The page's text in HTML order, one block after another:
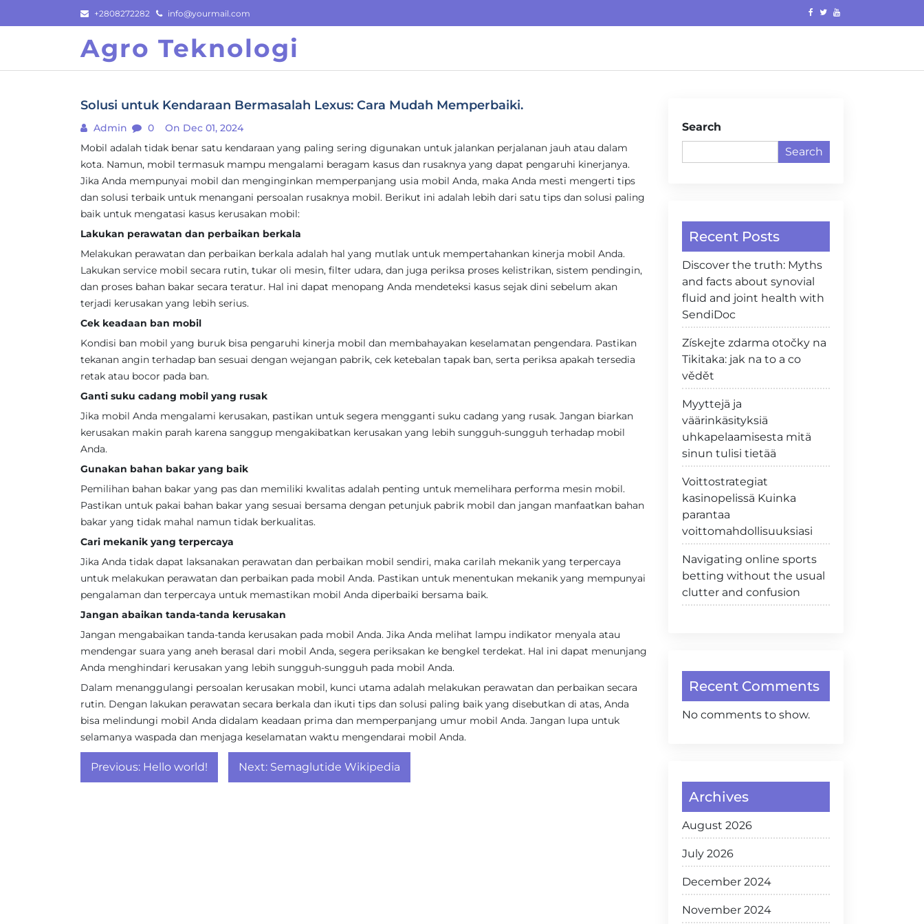
to
+2808272282 info@yourmail.com
Agro Teknologi
Solusi untuk Kendaraan Bermasalah Lexus: Cara Mudah Memperbaiki.
Admin 0
On Dec 01, 2024
Mobil adalah tidak benar satu kendaraan yang paling sering digunakan untuk jalankan perjalanan jauh atau dalam
kota. Namun, mobil termasuk mampu mengalami beragam kasus dan rusaknya yang dapat pengaruhi kinerjanya.
Jika Anda mempunyai mobil dan menginginkan memperpanjang usia mobil Anda, maka Anda mesti mengerti tips
dan solusi terbaik untuk menangani persoalan rusaknya mobil. Berikut ini adalah lebih dari satu tips dan solusi paling
baik untuk mengatasi kasus kerusakan mobil:
Lakukan perawatan dan perbaikan berkala
Melakukan perawatan dan perbaikan berkala adalah hal yang mutlak untuk mempertahankan kinerja mobil Anda.
Lakukan service mobil secara rutin, tukar oli mesin, filter udara, dan juga periksa proses kelistrikan, sistem pendingin,
dan proses bahan bakar secara teratur. Hal ini dapat menopang Anda mendeteksi kasus sejak dini sebelum akan
terjadi kerusakan yang lebih serius.
Cek keadaan ban mobil
Kondisi ban mobil yang buruk bisa pengaruhi kinerja mobil dan membahayakan keselamatan pengendara. Pastikan
tekanan angin terhadap ban sesuai dengan wejangan pabrik, cek ketebalan tapak ban, serta periksa apakah tersedia
retak atau bocor pada ban.
Ganti suku cadang mobil yang rusak
Jika mobil Anda mengalami kerusakan, pastikan untuk segera mengganti suku cadang yang rusak. Jangan biarkan
kerusakan makin parah karena sanggup mengakibatkan kerusakan yang lebih sungguh-sungguh terhadap mobil
Anda.
Gunakan bahan bakar yang baik
Pemilihan bahan bakar yang pas dan memiliki kwalitas adalah penting untuk memelihara performa mesin mobil.
Pastikan untuk pakai bahan bakar yang sesuai bersama dengan petunjuk pabrik mobil dan jangan manfaatkan bahan
bakar yang tidak mahal namun tidak berkualitas.
Cari mekanik yang terpercaya
Jika Anda tidak dapat laksanakan perawatan dan perbaikan mobil sendiri, maka carilah mekanik yang terpercaya
untuk melakukan perawatan dan perbaikan pada mobil Anda. Pastikan untuk menentukan mekanik yang mempunyai
pengalaman dan terpercaya untuk memastikan mobil Anda diperbaiki bersama baik.
Jangan abaikan tanda-tanda kerusakan
Jangan mengabaikan tanda-tanda kerusakan pada mobil Anda. Jika Anda melihat lampu indikator menyala atau
mendengar suara yang aneh berasal dari mobil Anda, segera periksakan ke bengkel terdekat. Hal ini dapat menunjang
Anda menghindari kerusakan yang lebih sungguh-sungguh pada mobil Anda.
Dalam menanggulangi persoalan kerusakan mobil, kunci utama adalah melakukan perawatan dan perbaikan secara
rutin. Dengan lakukan perawatan secara berkala dan ikuti tips dan solusi paling baik yang disebutkan di atas, Anda
bisa melindungi mobil Anda didalam keadaan prima dan memperpanjang umur mobil Anda. Jangan lupa untuk
selamanya waspada dan menjaga keselamatan waktu mengendarai mobil Anda.
Post
navigation
Previous: Hello world! Next: Semaglutide Wikipedia
Search
Search
Recent Posts
Discover the truth: Myths
and facts about synovial
fluid and joint health with
SendiDoc
Získejte zdarma otočky na
Tikitaka: jak na to a co
vědět
Myyttejä ja
väärinkäsityksiä
uhkapelaamisesta mitä
sinun tulisi tietää
Voittostrategiat
kasinopelissä Kuinka
parantaa
voittomahdollisuuksiasi
Navigating online sports
betting without the usual
clutter and confusion
Recent Comments
No comments to show.
Archives
August 2026
July 2026
December 2024
November 2024